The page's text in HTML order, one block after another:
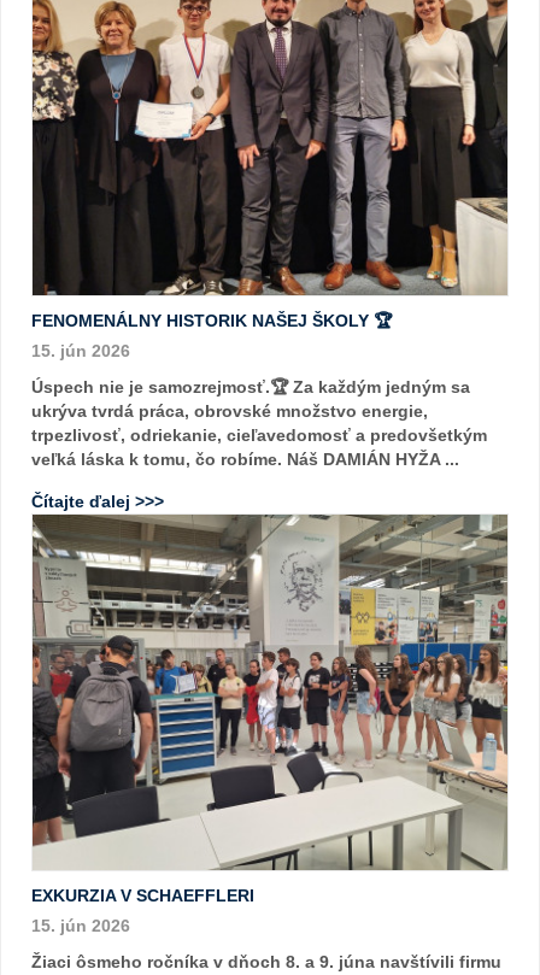
FENOMENÁLNY HISTORIK NAŠEJ ŠKOLY 🏆
15. jún 2026
Úspech nie je samozrejmosť.🏆 Za každým jedným sa
ukrýva tvrdá práca, obrovské množstvo energie,
trpezlivosť, odriekanie, cieľavedomosť a predovšetkým
veľká láska k tomu, čo robíme. Náš DAMIÁN HYŽA ...
Čítajte ďalej >>>
EXKURZIA V SCHAEFFLERI
15. jún 2026
Žiaci ôsmeho ročníka v dňoch 8. a 9. júna navštívili firmu